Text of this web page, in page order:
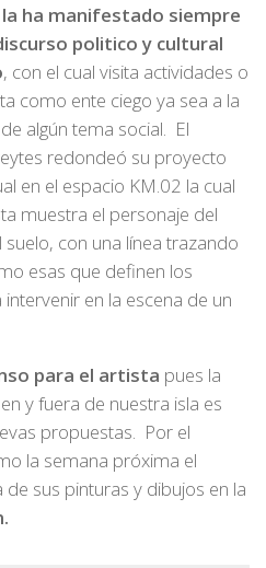
ha manifestado siempre
politico y cultural
, con el cual visita actividades o
como ente ciego ya sea a la
algún tema social. El
redondeó su proyecto
en el espacio KM.02 la cual
muestra el personaje del
con una línea trazando
esas que definen los
en la escena de un
para el artista pues la
y fuera de nuestra isla es
propuestas. Por el
la semana próxima el
sus pinturas y dibujos en la